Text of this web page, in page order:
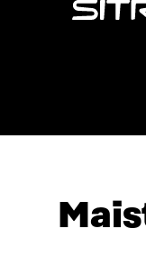
ADDRESS